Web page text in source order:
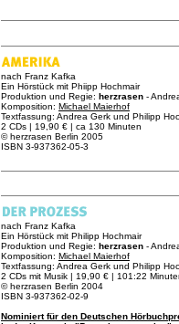
nach Franz Kafka
Ein Hörstück mit Phiipp Hochmair
Produktion und Regie: herzrasen -
Komposition: Michael Maierhof
Textfassung: Andrea Gerk und Philipp
2 CDs | 19,90 € | ca 130 Minuten
© herzrasen Berlin 2005
ISBN 3-937362-05-3
nach Franz Kafka
Ein Hörstück mit Philipp Hochmair
Produktion und Regie: herzrasen -
Komposition: Michael Maierhof
Textfassung: Andrea Gerk und Philipp
2 CDs mit Musik | 19,90 € | 101:22
© herzrasen Berlin 2004
ISBN 3-937362-02-9
Nominiert für den Deutschen